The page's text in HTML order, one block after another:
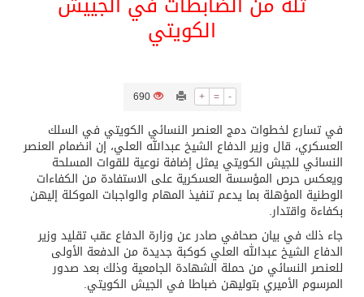
تسليم 248 حافلة سياحية صينية فاخرة مخصصة للسوق السعودية
ثلة من الضابطات في الجييش الكويتي
الكويتي
+ = -
690
في تسارع لخطوات دمج العنصر النسائي الكويتي في السلك
العسكري، قال وزير الدفاع الشيخ عبدالله العلي، إن انضمام العنصر
النسائي للجيش الكويتي يمثل إضافة نوعية للقوات المسلحة
ويعكس حرص المؤسسة العسكرية على الاستفادة من الكفاءات
الوطنية المؤهلة بما يدعم تنفيذ المهام والواجبات الموكلة إليهن
بكفاءة واقتدار.
جاء ذلك في بيان صحافي صادر عن وزارة الدفاع عقب تقليد وزير
الدفاع الشيخ عبدالله العلي كوكبة جديدة من الدفعة الأولى
للعنصر النسائي من حملة الشهادة الجامعية وذلك بعد صدور
المرسوم الأميري بتوليهن ضباطا في الجيش الكويتي.